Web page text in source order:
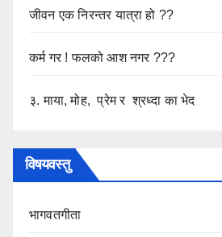
जीवन एक निरन्तर यात्रा हो ??
कर्म गर ! फलको आश नगर ???
३. माया, मोह, प्रेम र श्रध्दा का भेद
विषयवस्तु
भागवतगीता